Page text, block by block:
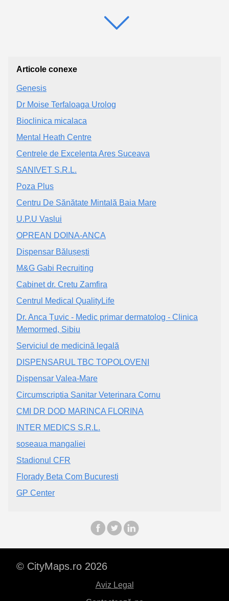
Articole conexe
Genesis
Dr Moise Terfaloaga Urolog
Bioclinica micalaca
Mental Heath Centre
Centrele de Excelenta Ares Suceava
SANIVET S.R.L.
Poza Plus
Centru De Sănătate Mintală Baia Mare
U.P.U Vaslui
OPREAN DOINA-ANCA
Dispensar Bălușești
M&G Gabi Recruiting
Cabinet dr. Cretu Zamfira
Centrul Medical QualityLife
Dr. Anca Țuvic - Medic primar dermatolog - Clinica
Memormed, Sibiu
Serviciul de medicină legală
DISPENSARUL TBC TOPOLOVENI
Dispensar Valea-Mare
Circumscriptia Sanitar Veterinara Cornu
CMI DR DOD MARINCA FLORINA
INTER MEDICS S.R.L.
soseaua mangaliei
Stadionul CFR
Florady Beta Com Bucuresti
GP Center
© CityMaps.ro 2026
Aviz Legal